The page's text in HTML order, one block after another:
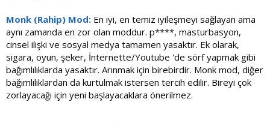
Monk (Rahip) Mod: En iyi, en temiz iyileşmeyi sağlayan ama
aynı zamanda en zor olan moddur. p****, masturbasyon,
cinsel ilişki ve sosyal medya tamamen yasaktır. Ek olarak,
sigara, oyun, şeker, İnternette/Youtube 'de sörf yapmak gibi
bağımlılıklarda yasaktır. Arınmak için birebirdir. Monk mod, diğer
bağımlılıklardan da kurtulmak istersen tercih edilir. Bireyi çok
zorlayacağı için yeni başlayacaklara önerilmez.